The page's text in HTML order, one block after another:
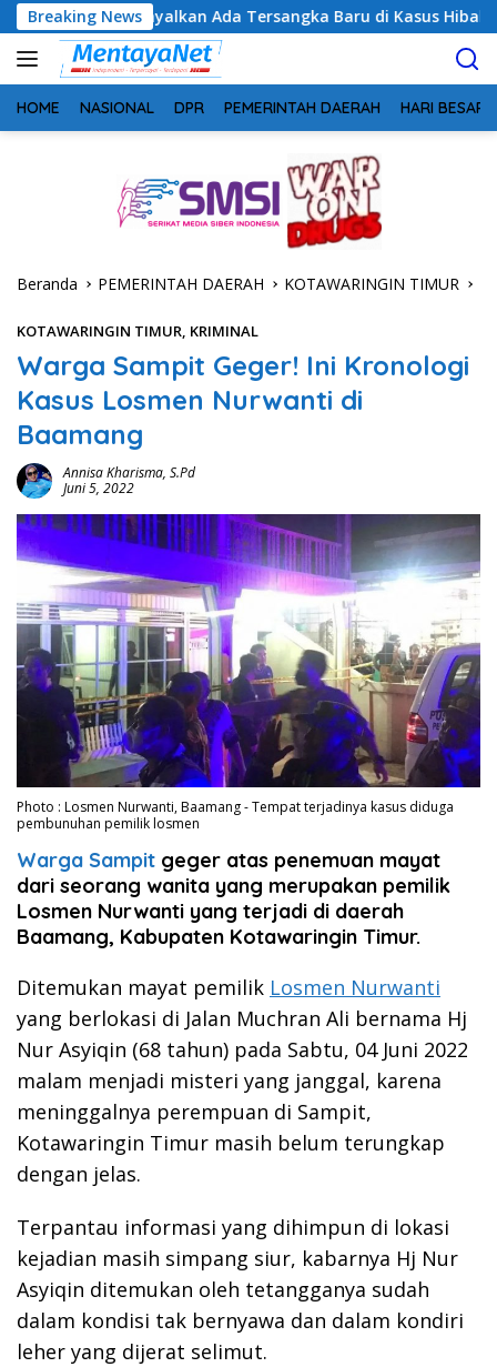
Langsung
ke
konten
Breaking News
Ada Tersangka Baru di Kasus Hibah Rp40 Miliar
HOME NASIONAL DPR PEMERINTAH DAERAH HARI BESAR
Beranda PEMERINTAH DAERAH KOTAWARINGIN TIMUR
KOTAWARINGIN TIMUR, KRIMINAL
Warga Sampit Geger! Ini Kronologi
Kasus Losmen Nurwanti di
Baamang
Annisa Kharisma, S.Pd
Juni 5, 2022
Photo : Losmen Nurwanti, Baamang - Tempat terjadinya kasus diduga
pembunuhan pemilik losmen
Warga Sampit geger atas penemuan mayat
dari seorang wanita yang merupakan pemilik
Losmen Nurwanti yang terjadi di daerah
Baamang, Kabupaten Kotawaringin Timur.
Ditemukan mayat pemilik Losmen Nurwanti
yang berlokasi di Jalan Muchran Ali bernama Hj
Nur Asyiqin (68 tahun) pada Sabtu, 04 Juni 2022
malam menjadi misteri yang janggal, karena
meninggalnya perempuan di Sampit,
Kotawaringin Timur masih belum terungkap
dengan jelas.
Terpantau informasi yang dihimpun di lokasi
kejadian masih simpang siur, kabarnya Hj Nur
Asyiqin ditemukan oleh tetangganya sudah
dalam kondisi tak bernyawa dan dalam kondiri
leher yang dijerat selimut.